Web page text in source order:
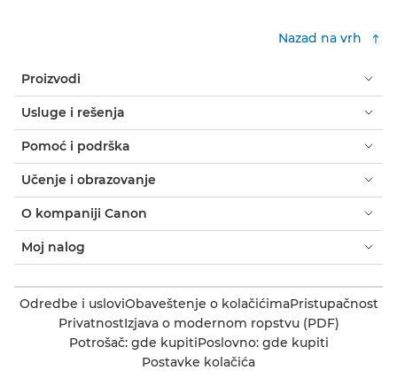
Nazad na vrh
Proizvodi
Usluge i rešenja
Pomoć i podrška
Učenje i obrazovanje
O kompaniji Canon
Moj nalog
Odredbe i usloviObaveštenje o kolačićimaPristupačnost
PrivatnostIzjava o modernom ropstvu (PDF)
Potrošač: gde kupitiPoslovno: gde kupiti
Postavke kolačića